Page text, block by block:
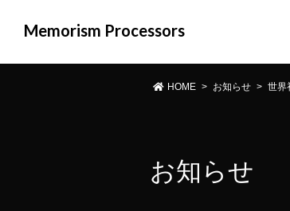
Memorism Processors
HOME > お知らせ > 世界
お知らせ